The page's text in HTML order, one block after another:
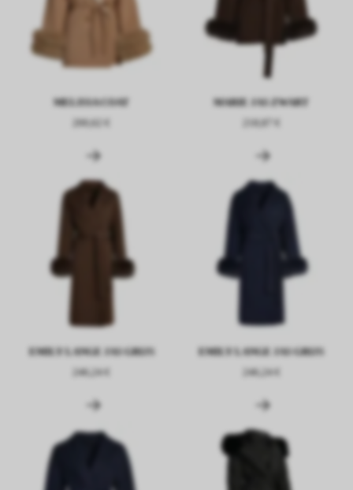
MELISSA COAT
200,62 €
MARIE JAS ZWART
218,87 €
EMILY LANGE JAS GRIJS
246,24 €
EMILY LANGE JAS GRIJS
246,24 €